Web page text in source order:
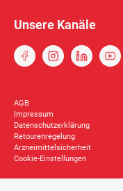
Unsere Kanäle
AGB
Impressum
Datenschutzerklärung
Retourenregelung
Arzneimittelsicherheit
Cookie-Einstellungen